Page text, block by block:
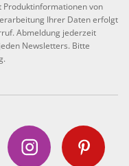
Produktinformationen von
Ihrer Daten erfolgt
Abmeldung jederzeit
Newsletters. Bitte
.